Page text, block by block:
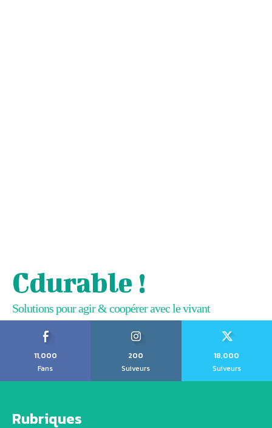
Cdurable !
Solutions pour agir & coopérer avec le vivant
11,000
Fans
200
Suiveurs
18,000
Suiveurs
Rubriques